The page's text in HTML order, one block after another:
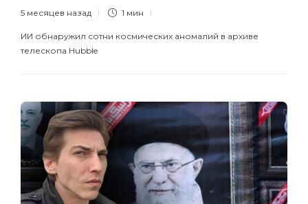
5 месяцев назад 1 мин
ИИ обнаружил сотни космических аномалий в архиве
телескопа Hubble